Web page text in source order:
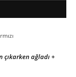
çıkarken ağladı +